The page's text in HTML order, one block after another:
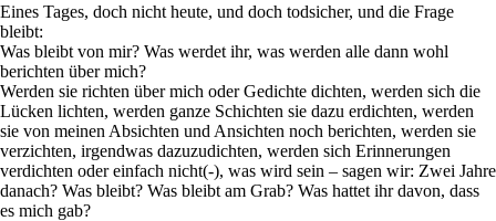
Eines Tages, doch nicht heute, und doch todsicher, und die Frage
bleibt:
Was bleibt von mir? Was werdet ihr, was werden alle dann wohl
berichten über mich?
Werden sie richten über mich oder Gedichte dichten, werden sich die
Lücken lichten, werden ganze Schichten sie dazu erdichten, werden
sie von meinen Absichten und Ansichten noch berichten, werden sie
verzichten, irgendwas dazuzudichten, werden sich Erinnerungen
verdichten oder einfach nicht(-), was wird sein – sagen wir: Zwei Jahre
danach? Was bleibt? Was bleibt am Grab? Was hattet ihr davon, dass
es mich gab?